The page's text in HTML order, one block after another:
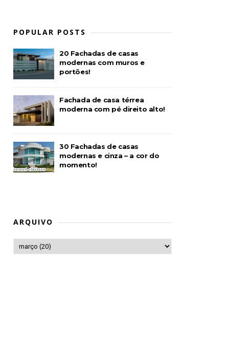
POPULAR POSTS
20 Fachadas de casas
modernas com muros e
portões!
Fachada de casa térrea
moderna com pé direito alto!
30 Fachadas de casas
modernas e cinza – a cor do
momento!
ARQUIVO